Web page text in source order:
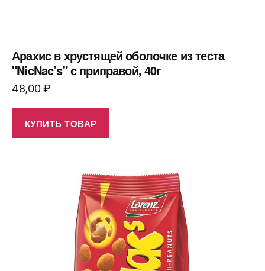
Арахис в хрустящей оболочке из теста
"NicNac’s" с приправой, 40г
48,00₽
КУПИТЬ ТОВАР